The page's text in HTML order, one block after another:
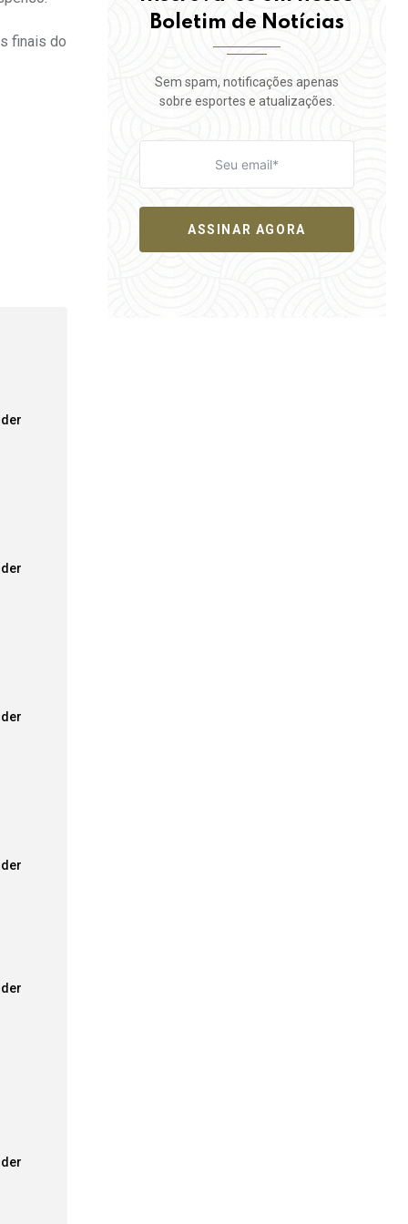
finais do
Boletim de Notícias
Sem spam, notificações apenas
sobre esportes e atualizações.
ASSINAR AGORA